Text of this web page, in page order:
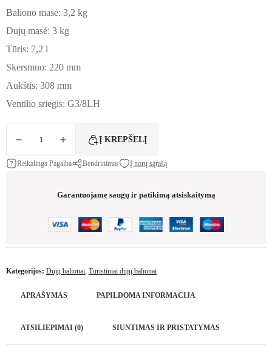
Baliono masė: 3,2 kg
Dujų masė: 3 kg
Tūris: 7,2 l
Skersmuo: 220 mm
Aukštis: 308 mm
Ventilio sriegis: G3/8LH
Į KREPŠELĮ
Reikalinga Pagalba Bendrinimas Į norų sąrašą
Garantuojame saugų ir patikimą atsiskaitymą
Kategorijos: Dujų balionai, Turistiniai dujų balionai
APRAŠYMAS PAPILDOMA INFORMACIJA
ATSILIEPIMAI (0) SIUNTIMAS IR PRISTATYMAS